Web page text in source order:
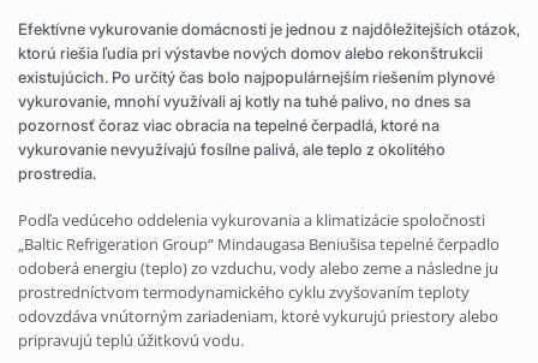
Efektívne vykurovanie domácnosti je jednou z najdôležitejších otázok,
ktorú riešia ľudia pri výstavbe nových domov alebo rekonštrukcii
existujúcich. Po určitý čas bolo najpopulárnejším riešením plynové
vykurovanie, mnohí využívali aj kotly na tuhé palivo, no dnes sa
pozornosť čoraz viac obracia na tepelné čerpadlá, ktoré na
vykurovanie nevyužívajú fosílne palivá, ale teplo z okolitého
prostredia.
Podľa vedúceho oddelenia vykurovania a klimatizácie spoločnosti
„Baltic Refrigeration Group“ Mindaugasa Beniušisa tepelné čerpadlo
odoberá energiu (teplo) zo vzduchu, vody alebo zeme a následne ju
prostredníctvom termodynamického cyklu zvyšovaním teploty
odovzdáva vnútorným zariadeniam, ktoré vykurujú priestory alebo
pripravujú teplú úžitkovú vodu.